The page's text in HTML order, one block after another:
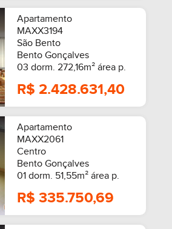
Apartamento
MAXX3194
São Bento
Bento Gonçalves
03 dorm. 272,16m² área p.
R$ 2.428.631,40
Apartamento
MAXX2061
Centro
Bento Gonçalves
01 dorm. 51,55m² área p.
R$ 335.750,69